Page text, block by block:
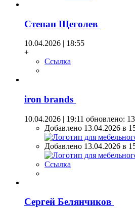
Степан Щеголев
10.04.2026 | 18:55
+
Ссылка
iron brands
10.04.2026 | 19:11 обновлено:
Добавлено 13.04.2026 в
Добавлено 13.04.2026 в
Ссылка
Сергей Белянчиков